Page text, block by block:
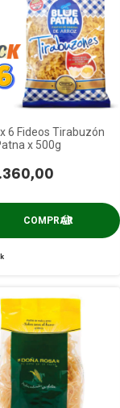
6 Fideos Tirabuzón
x 500g